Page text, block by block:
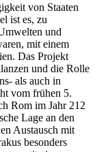
von Staaten
ist es, zu
und
mit einem
Das Projekt
und die Rolle
als auch in
vom frühen 5.
Rom im Jahr 212
Lage an den
Austausch mit
besonders